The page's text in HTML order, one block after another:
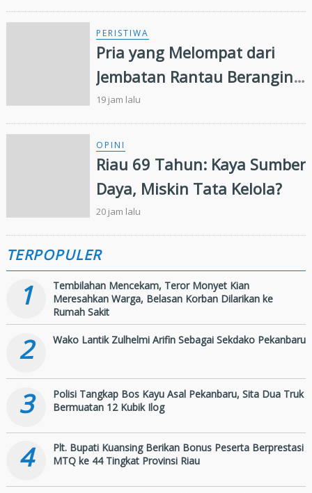
Presiden IMSB Beri Apresiasi
PERISTIWA
Pria yang Melompat dari
Jembatan Rantau Berangin
Belum Ditemukan,
Pencarian Diperluas 13
Kilometer
19 jam lalu
OPINI
Riau 69 Tahun: Kaya Sumber
Daya, Miskin Tata Kelola?
20 jam lalu
TERPOPULER
1
Tembilahan Mencekam, Teror Monyet Kian
Meresahkan Warga, Belasan Korban Dilarikan ke
Rumah Sakit
2 Wako Lantik Zulhelmi Arifin Sebagai Sekdako Pekanbaru
3
Polisi Tangkap Bos Kayu Asal Pekanbaru, Sita Dua Truk
Bermuatan 12 Kubik Ilog
4
Plt. Bupati Kuansing Berikan Bonus Peserta Berprestasi
MTQ ke 44 Tingkat Provinsi Riau